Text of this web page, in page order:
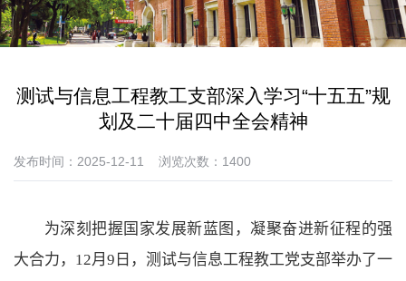
测试与信息工程教工支部深入学习“十五五”规
划及二十届四中全会精神
发布时间：2025-12-11 浏览次数： 1400
为深刻把握国家发展新蓝图，凝聚奋进新征程的强
大合力， 12月 9 日，测试与信息工程教工党支部举办了一